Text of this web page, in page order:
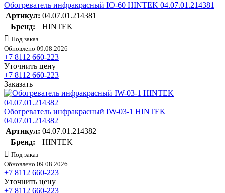
Обогреватель инфракрасный IO-60 HINTEK 04.07.01.214381
Артикул: 04.07.01.214381
Бренд:
HINTEK
Под заказ
Обновлено 09.08.2026
+7 8112 660-223
Уточнить цену
+7 8112 660-223
Заказать
Обогреватель инфракрасный IW-03-1 HINTEK
04.07.01.214382
Артикул: 04.07.01.214382
Бренд:
HINTEK
Под заказ
Обновлено 09.08.2026
+7 8112 660-223
Уточнить цену
+7 8112 660-223